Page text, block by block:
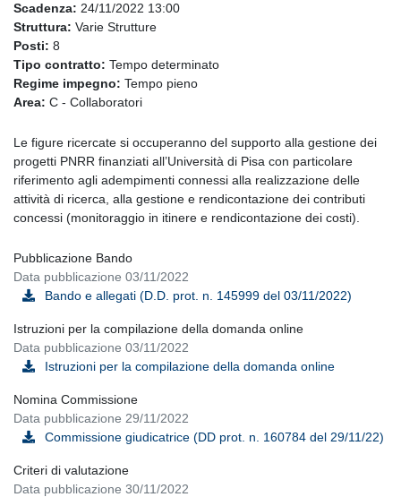
Scadenza: 24/11/2022 13:00
Struttura: Varie Strutture
Posti: 8
Tipo contratto: Tempo determinato
Regime impegno: Tempo pieno
Area: C - Collaboratori
Le figure ricercate si occuperanno del supporto alla gestione dei
progetti PNRR finanziati all’Università di Pisa con particolare
riferimento agli adempimenti connessi alla realizzazione delle
attività di ricerca, alla gestione e rendicontazione dei contributi
concessi (monitoraggio in itinere e rendicontazione dei costi).
Pubblicazione Bando
Data pubblicazione 03/11/2022
Bando e allegati (D.D. prot. n. 145999 del 03/11/2022)
Istruzioni per la compilazione della domanda online
Data pubblicazione 03/11/2022
Istruzioni per la compilazione della domanda online
Nomina Commissione
Data pubblicazione 29/11/2022
Commissione giudicatrice (DD prot. n. 160784 del 29/11/22)
Criteri di valutazione
Data pubblicazione 30/11/2022